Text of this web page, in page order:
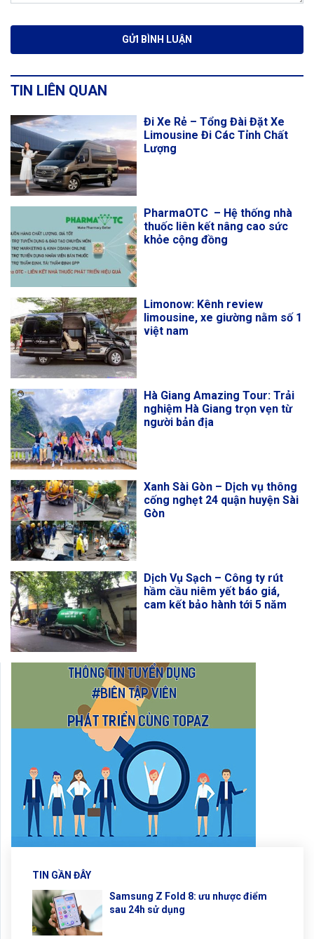
TIN LIÊN QUAN
Đi Xe Rẻ – Tổng Đài Đặt Xe
Limousine Đi Các Tỉnh Chất
Lượng
PharmaOTC – Hệ thống nhà
thuốc liên kết nâng cao sức
khỏe cộng đồng
Limonow: Kênh review
limousine, xe giường nằm số 1
việt nam
Hà Giang Amazing Tour: Trải
nghiệm Hà Giang trọn vẹn từ
người bản địa
Xanh Sài Gòn – Dịch vụ thông
cống nghẹt 24 quận huyện Sài
Gòn
Dịch Vụ Sạch – Công ty rút
hầm cầu niêm yết báo giá,
cam kết bảo hành tới 5 năm
TIN GẦN ĐÂY
Samsung Z Fold 8: ưu nhược điểm
sau 24h sử dụng